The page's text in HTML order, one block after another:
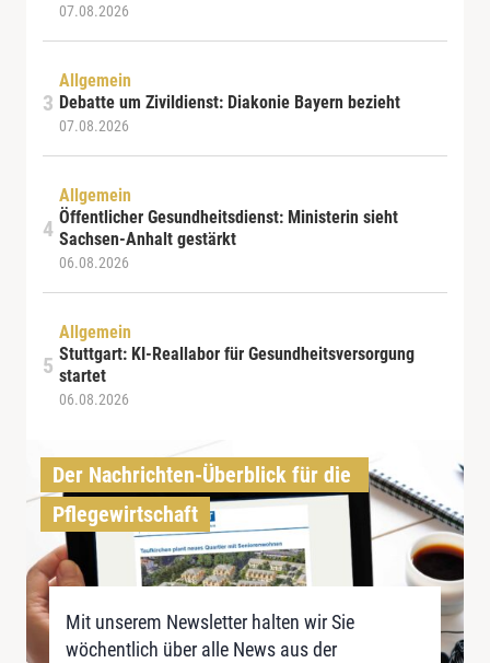
07.08.2026
Allgemein
Debatte um Zivildienst: Diakonie Bayern bezieht
07.08.2026
Allgemein
Öffentlicher Gesundheitsdienst: Ministerin sieht
Sachsen-Anhalt gestärkt
06.08.2026
Allgemein
Stuttgart: KI-Reallabor für Gesundheitsversorgung
startet
06.08.2026
Der Nachrichten-Überblick für die
Pflegewirtschaft
Mit unserem Newsletter halten wir Sie
wöchentlich über alle News aus der